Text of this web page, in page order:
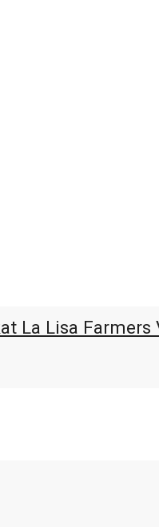
La Lisa